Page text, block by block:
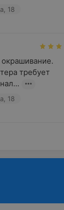
18
требует
18